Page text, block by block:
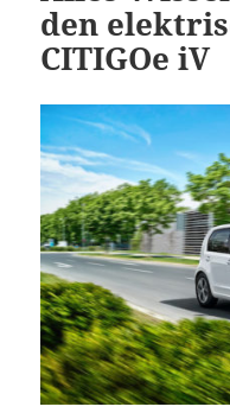
den
CITIGOe iV